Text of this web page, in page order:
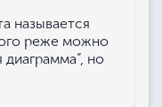
называется
реже можно
диаграмма”, но